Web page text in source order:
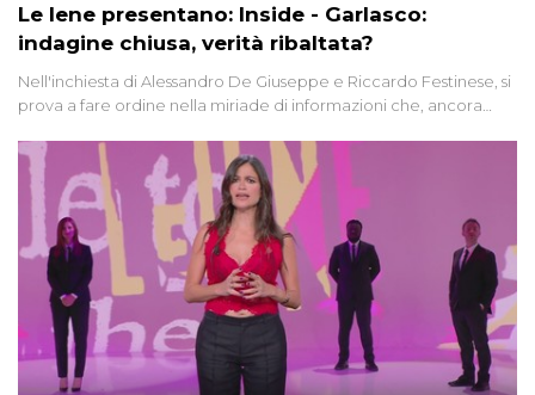
Le Iene presentano: Inside - Garlasco:
indagine chiusa, verità ribaltata?
Nell'inchiesta di Alessandro De Giuseppe e Riccardo Festinese, si
prova a fare ordine nella miriade di informazioni che, ancora
giudiziarie più discusse degli ultimi anni. Lo speciale ricostruisce la
vicenda mettendo in fila testimonianze, errori, dettagli
controversi e i protagonisti di un'indagine che sembra non avere
fine.